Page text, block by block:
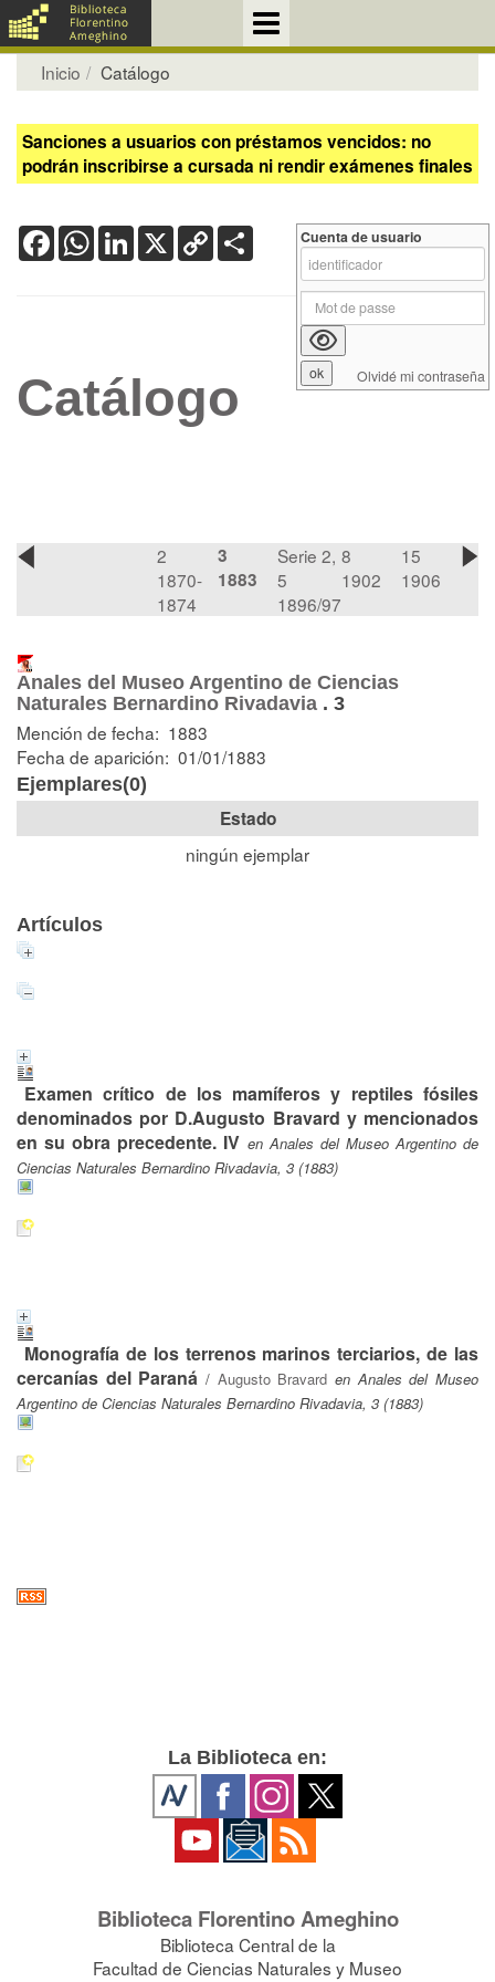
Inicio Catálogo
Sanciones a usuarios con préstamos vencidos: no
podrán inscribirse a cursada ni rendir exámenes finales
FacebookWhatsApp
LinkedIn
X Copy
Link
Catálogo
2
1870-
1874
3
1883
Serie 2,
5
1896/97
8
1902
15
1906
Anales del Museo Argentino de Ciencias
Naturales Bernardino Rivadavia . 3
Mención de fecha: 1883
Fecha de aparición: 01/01/1883
Ejemplares(0)
Estado
ningún ejemplar
Artículos
Examen crítico de los mamíferos y reptiles fósiles
denominados por D.Augusto Bravard y mencionados
en su obra precedente. IV en Anales del Museo Argentino de
Ciencias Naturales Bernardino Rivadavia, 3 (1883)
Monografía de los terrenos marinos terciarios, de las
cercanías del Paraná / Augusto Bravard en Anales del Museo
Argentino de Ciencias Naturales Bernardino Rivadavia, 3 (1883)
Cuenta de usuario
Olvidé mi contraseña
La Biblioteca en:
Biblioteca Florentino Ameghino
Biblioteca Central de la
Facultad de Ciencias Naturales y Museo